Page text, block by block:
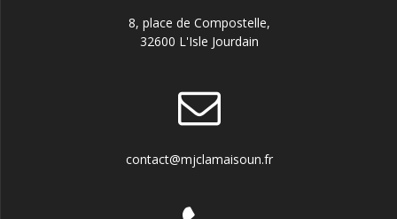
8, place de Compostelle,
32600 L'Isle Jourdain
contact@mjclamaisoun.fr